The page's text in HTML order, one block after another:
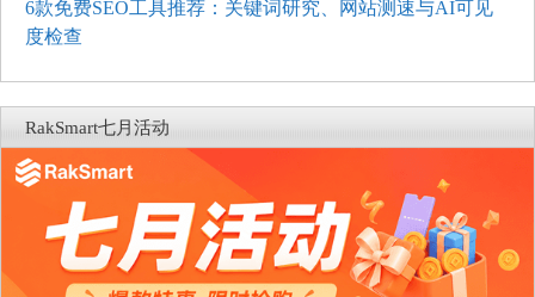
6款免费SEO工具推荐：关键词研究、网站测速与AI可见
度检查
RakSmart七月活动